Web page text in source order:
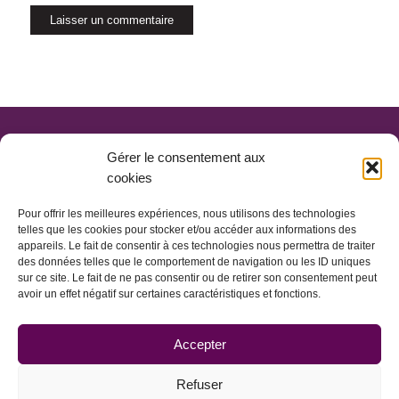
Gérer le consentement aux
cookies
Pour offrir les meilleures expériences, nous utilisons des technologies
telles que les cookies pour stocker et/ou accéder aux informations des
appareils. Le fait de consentir à ces technologies nous permettra de traiter
des données telles que le comportement de navigation ou les ID uniques
sur ce site. Le fait de ne pas consentir ou de retirer son consentement peut
avoir un effet négatif sur certaines caractéristiques et fonctions.
Accepter
Refuser
MENTIONS LÉGALES
PLAN DU SITE
© INTERSELECTION 2017